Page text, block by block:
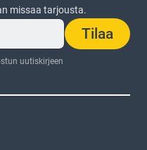
missaa tarjousta.
Tilaa
uutiskirjeen